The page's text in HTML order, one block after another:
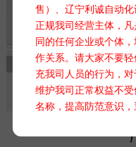
售）、辽宁利诚自动
正规我司经营主体，
同的任何企业或个体
作关系。请大家不要
充我司人员的行为，
维护我司正常权益不
名称，提高防范意识，